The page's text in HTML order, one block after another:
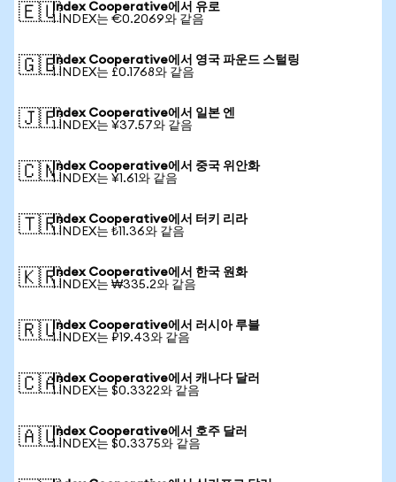
🇪🇺Index Cooperative에서 유로
1 INDEX는 €0.2069와 같음
🇬🇧Index Cooperative에서 영국 파운드 스털링
1 INDEX는 £0.1768와 같음
🇯🇵Index Cooperative에서 일본 엔
1 INDEX는 ¥37.57와 같음
🇨🇳Index Cooperative에서 중국 위안화
1 INDEX는 ¥1.61와 같음
🇹🇷Index Cooperative에서 터키 리라
1 INDEX는 ₺11.36와 같음
🇰🇷Index Cooperative에서 한국 원화
1 INDEX는 ₩335.2와 같음
🇷🇺Index Cooperative에서 러시아 루블
1 INDEX는 ₽19.43와 같음
🇨🇦Index Cooperative에서 캐나다 달러
1 INDEX는 $0.3322와 같음
🇦🇺Index Cooperative에서 호주 달러
1 INDEX는 $0.3375와 같음